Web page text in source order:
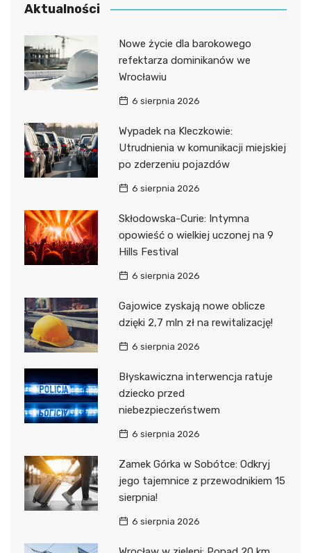
Aktualności
Nowe życie dla barokowego
refektarza dominikanów we
Wrocławiu
6 sierpnia 2026
Wypadek na Kleczkowie:
Utrudnienia w komunikacji miejskiej
po zderzeniu pojazdów
6 sierpnia 2026
Skłodowska-Curie: Intymna
opowieść o wielkiej uczonej na 9
Hills Festival
6 sierpnia 2026
Gajowice zyskają nowe oblicze
dzięki 2,7 mln zł na rewitalizację!
6 sierpnia 2026
Błyskawiczna interwencja ratuje
dziecko przed
niebezpieczeństwem
6 sierpnia 2026
Zamek Górka w Sobótce: Odkryj
jego tajemnice z przewodnikiem 15
sierpnia!
6 sierpnia 2026